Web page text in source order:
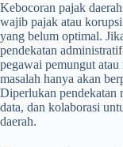
Kebocoran pajak
wajib pajak atau
yang belum optimal.
pendekatan
pegawai pemungut atau
masalah hanya akan
Diperlukan pendekatan
data, dan kolaborasi
daerah.